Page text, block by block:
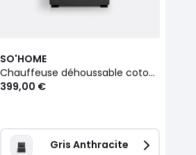
SO'HOME
Chauffeuse déhoussable coton, Robin
399,00 €
Gris Anthracite